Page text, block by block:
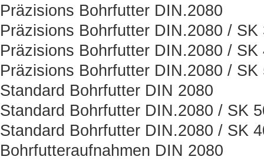
Präzisions Bohrfutter DIN.2080
Präzisions Bohrfutter DIN.2080 / SK
Präzisions Bohrfutter DIN.2080 / SK
Präzisions Bohrfutter DIN.2080 / SK
Standard Bohrfutter DIN 2080
Standard Bohrfutter DIN.2080 / SK
Standard Bohrfutter DIN.2080 / SK
Bohrfutteraufnahmen DIN 2080